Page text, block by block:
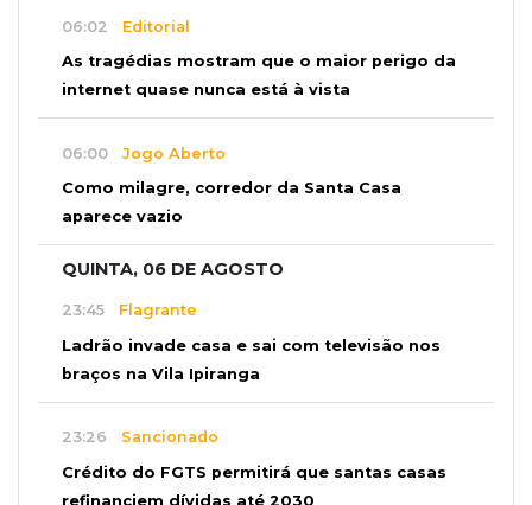
06:02 Editorial
As tragédias mostram que o maior perigo da
internet quase nunca está à vista
06:00 Jogo Aberto
Como milagre, corredor da Santa Casa
aparece vazio
QUINTA, 06 DE AGOSTO
23:45 Flagrante
Ladrão invade casa e sai com televisão nos
braços na Vila Ipiranga
23:26 Sancionado
Crédito do FGTS permitirá que santas casas
refinanciem dívidas até 2030